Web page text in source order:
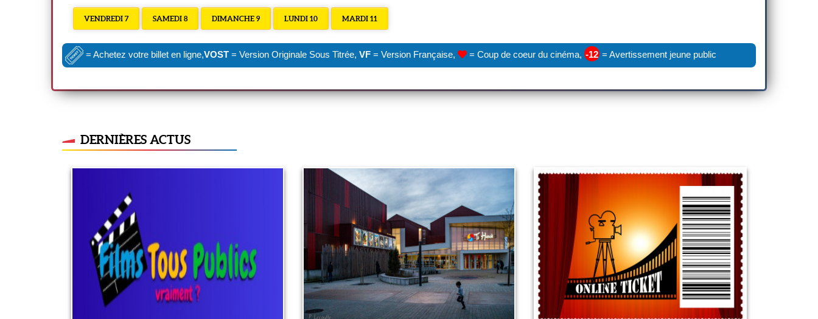
VENDREDI 7 SAMEDI 8 DIMANCHE 9 LUNDI 10 MARDI 11
= Achetez votre billet en ligne,VOST = Version Originale Sous Titrée, VF = Version Française, = Coup de coeur du cinéma, -12 = Avertissement jeune public
DERNIÈRES ACTUS
A quel âge ?
29 juin 2022
Présentation du ciné en
quelques mots, et quelques
images...
1 juin 2022
LIRE PLUS
Vente A Distance (VAD)
5 mai 2022
LIRE PLUS